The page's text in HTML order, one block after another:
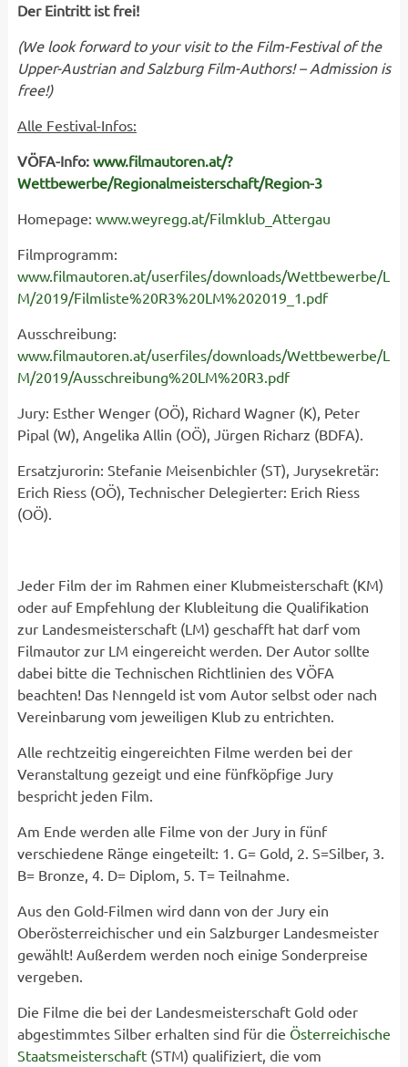
Der Eintritt ist frei!
(We look forward to your visit to the Film-Festival of the
Upper-Austrian and Salzburg Film-Authors! – Admission is
free!)
Alle Festival-Infos:
VÖFA-Info: www.filmautoren.at/?
Wettbewerbe/Regionalmeisterschaft/Region-3
Homepage: www.weyregg.at/Filmklub_Attergau
Filmprogramm:
www.filmautoren.at/userfiles/downloads/Wettbewerbe/L
M/2019/Filmliste%20R3%20LM%202019_1.pdf
Ausschreibung:
www.filmautoren.at/userfiles/downloads/Wettbewerbe/L
M/2019/Ausschreibung%20LM%20R3.pdf
Jury: Esther Wenger (OÖ), Richard Wagner (K), Peter
Pipal (W), Angelika Allin (OÖ), Jürgen Richarz (BDFA).
Ersatzjurorin: Stefanie Meisenbichler (ST), Jurysekretär:
Erich Riess (OÖ), Technischer Delegierter: Erich Riess
(OÖ).
Jeder Film der im Rahmen einer Klubmeisterschaft (KM)
oder auf Empfehlung der Klubleitung die Qualifikation
zur Landesmeisterschaft (LM) geschafft hat darf vom
Filmautor zur LM eingereicht werden. Der Autor sollte
dabei bitte die Technischen Richtlinien des VÖFA
beachten! Das Nenngeld ist vom Autor selbst oder nach
Vereinbarung vom jeweiligen Klub zu entrichten.
Alle rechtzeitig eingereichten Filme werden bei der
Veranstaltung gezeigt und eine fünfköpfige Jury
bespricht jeden Film.
Am Ende werden alle Filme von der Jury in fünf
verschiedene Ränge eingeteilt: 1. G= Gold, 2. S=Silber, 3.
B= Bronze, 4. D= Diplom, 5. T= Teilnahme.
Aus den Gold-Filmen wird dann von der Jury ein
Oberösterreichischer und ein Salzburger Landesmeister
gewählt! Außerdem werden noch einige Sonderpreise
vergeben.
Die Filme die bei der Landesmeisterschaft Gold oder
abgestimmtes Silber erhalten sind für die Österreichische
Staatsmeisterschaft(STM) qualifiziert, die vom